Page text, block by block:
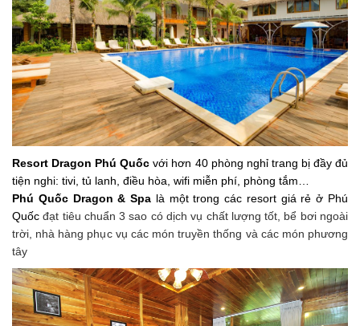
Resort Dragon Phú Quốc với hơn 40 phòng nghỉ trang bị đầy đủ
tiện nghi: tivi, tủ lanh, điều hòa, wifi miễn phí, phòng tắm…
Phú Quốc Dragon & Spa là một trong các resort giá rẻ ở Phú
Quốc đạt tiêu chuẩn 3 sao có dịch vụ chất lượng tốt, bể bơi ngoài
trời, nhà hàng phục vụ các món truyền thống và các món phương
tây